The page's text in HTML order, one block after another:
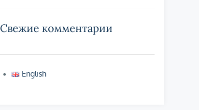
Свежие комментарии
English